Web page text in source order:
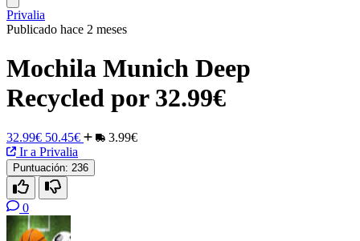
Privalia
Publicado hace 2 meses
Mochila Munich Deep
Recycled por 32.99€
32.99€ 50.45€
3.99€
Ir a Privalia
Puntuación: 236
0